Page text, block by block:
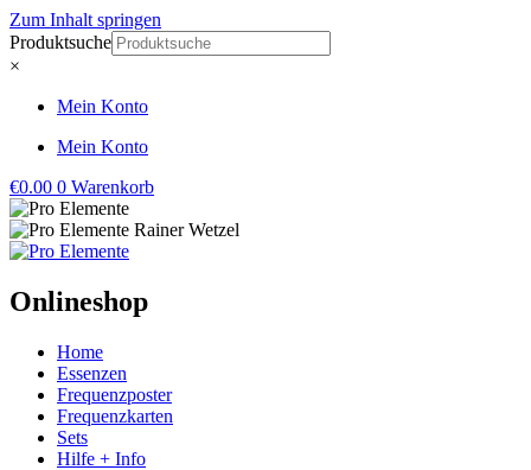
Zum Inhalt springen
Produktsuche
×
Mein Konto
Mein Konto
€0.00 0 Warenkorb
Onlineshop
Home
Essenzen
Frequenzposter
Frequenzkarten
Sets
Hilfe + Info